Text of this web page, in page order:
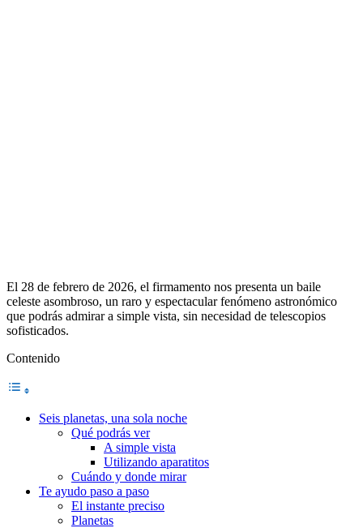
El 28 de febrero de 2026, el firmamento nos presenta un baile
celeste asombroso, un raro y espectacular fenómeno astronómico
que podrás admirar a simple vista, sin necesidad de telescopios
sofisticados.
Contenido
Seis planetas, una sola noche
Qué podrás ver
A simple vista
Utilizando aparatitos
Cuándo y donde mirar
Te ayudo paso a paso
El instante preciso
Planetas